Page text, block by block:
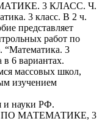
3 КЛАСС. Ч.
3 класс. В 2 ч.
представляет
работ по
3
в 6 вариантах.
массовых школ,
изучением
и науки РФ.
ПО МАТЕМАТИКЕ, 3